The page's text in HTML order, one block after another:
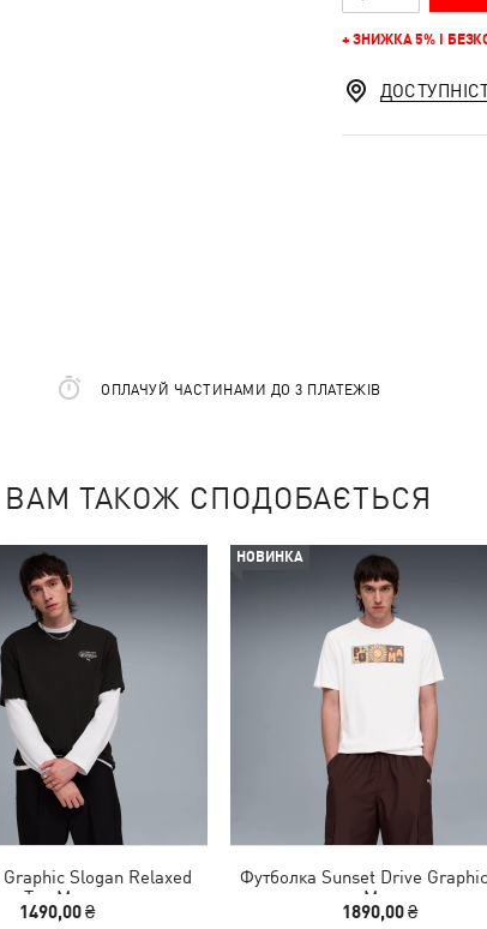
+ ЗНИЖКА 5% І
ОПЛАЧУЙ ЧАСТИНАМИ ДО 3 ПЛАТЕЖІВ
ВАМ ТАКОЖ СПОДОБАЄТЬСЯ
Slogan Relaxed
Tee Men
1490,00 ₴
НОВИНКА
Футболка Sunset Drive
Men
1890,00 ₴